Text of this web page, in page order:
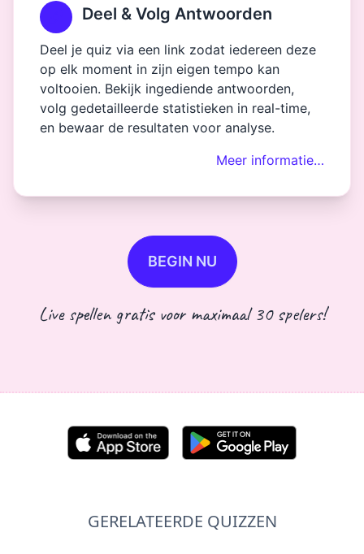
Deel & Volg Antwoorden
Deel je quiz via een link zodat iedereen deze
op elk moment in zijn eigen tempo kan
voltooien. Bekijk ingediende antwoorden,
volg gedetailleerde statistieken in real-time,
en bewaar de resultaten voor analyse.
Meer informatie…
BEGIN NU
Live spellen gratis voor maximaal 30 spelers!
GERELATEERDE QUIZZEN